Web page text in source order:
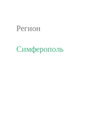
Регион
Симферополь